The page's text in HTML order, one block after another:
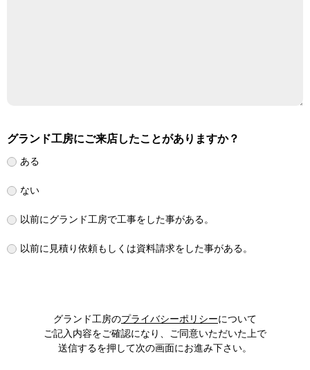
グランド工房にご来店したことがありますか？
ある
ない
以前にグランド工房で工事をした事がある。
以前に見積り依頼もしくは資料請求をした事がある。
グランド工房のプライバシーポリシーについて
ご記入内容をご確認になり、ご同意いただいた上で
送信するを押して次の画面にお進み下さい。